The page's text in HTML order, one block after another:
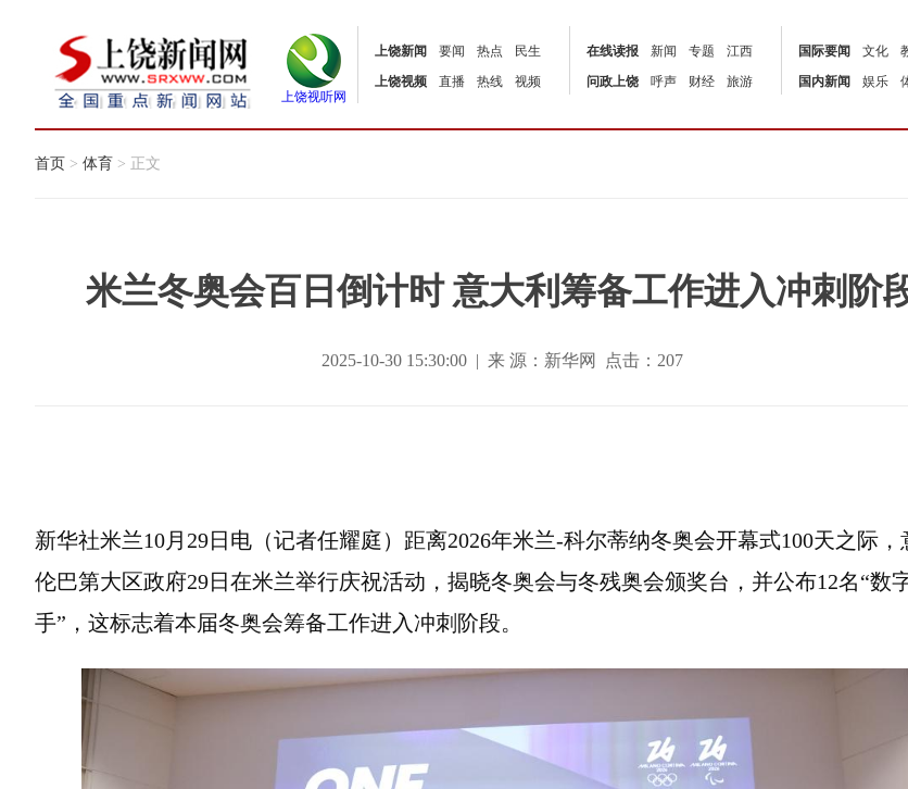
上饶视听网
上饶新闻 要闻 热点
民生
上饶视频
直播 热线 视频
在线读报 新闻 专题
江西
问政上饶
呼声 财经 旅游
国际要闻 文化
国内新闻
娱乐
首页 > 体育 > 正文
米兰冬奥会百日倒计时 意大利筹备工作进入冲刺阶
2025-10-30 15:30:00 | 来 源：新华网 点击： 207
新华社米兰10月29日电（记者任耀庭）距离2026年米兰-科尔蒂纳冬奥会开幕式100天之际，
伦巴第大区政府29日在米兰举行庆祝活动，揭晓冬奥会与冬残奥会颁奖台，并公布12名“数
手”，这标志着本届冬奥会筹备工作进入冲刺阶段。